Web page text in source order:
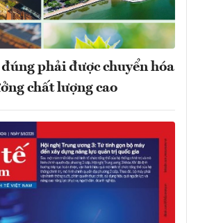
phải được chuyển hóa
chất lượng cao